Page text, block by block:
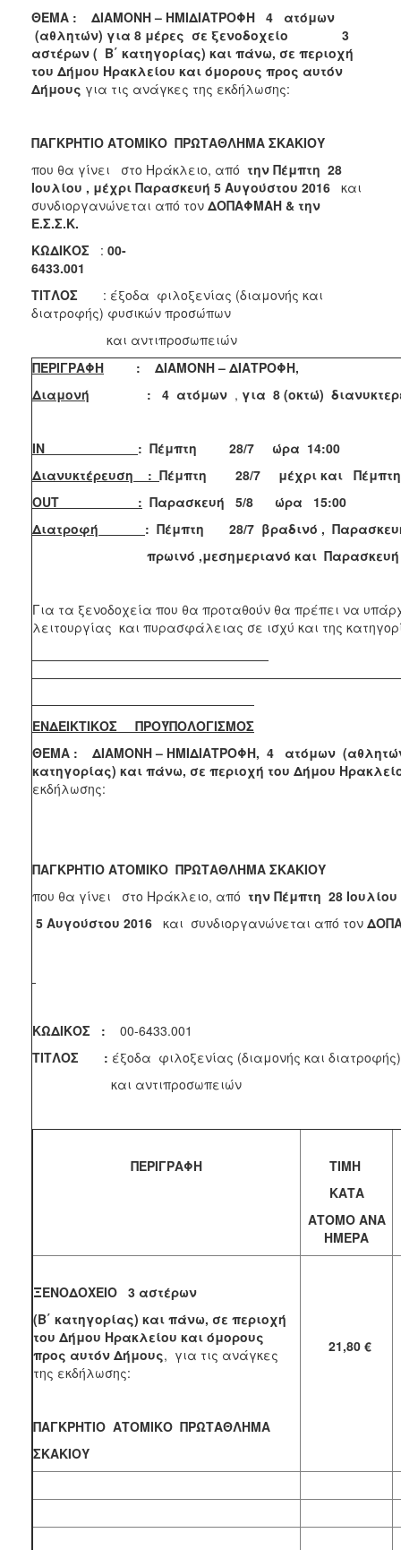
ΘΕΜΑ :
ΔΙΑΜΟΝΗ – ΗΜΙΔΙΑΤΡΟΦΗ 4 ατόμων
(αθλητών) για 8 μέρες σε ξενοδοχείο 3
αστέρων ( Β΄ κατηγορίας) και πάνω, σε περιοχή
του Δήμου Ηρακλείου και όμορους προς αυτόν
Δήμους για τις ανάγκες της εκδήλωσης:
ΠΑΓΚΡΗΤΙΟ ΑΤΟΜΙΚΟ ΠΡΩΤΑΘΛΗΜΑ ΣΚΑΚΙΟΥ
που θα γίνει στο Ηράκλειο, από την Πέμπτη 28
Ιουλίου , μέχρι Παρασκευή 5 Αυγούστου 2016 και
συνδιοργανώνεται από τον ΔΟΠΑΦΜΑΗ & την
Ε.Σ.Σ.Κ.
ΚΩΔΙΚΟΣ : 00-
6433.0
ΤΙΤΛΟΣ : έξοδα φιλοξενίας (διαμονής και
διατροφής) φυσικών προσώπων
και αντιπροσωπειών
ΠΕΡΙΓΡΑΦΗ : ΔΙΑΜΟΝΗ – ΔΙΑΤΡΟΦΗ,
Διαμονή
: 4 ατόμων , για 8 (οκτώ)
ΙΝ : Πέμπτη 28/7 ώρα 14:00
Διανυκτέρευση : Πέμπτη 28/7 μέχρι και
OUT
: Παρασκευή 5/8 ώρα 15:00
Διατροφή : Πέμπτη 28/7 βραδινό , Παρασκευή
πρωινό ,μεσημεριανό και Παρασκευή
Για τα ξενοδοχεία που θα προταθούν θα πρέπει να
λειτουργίας και πυρασφάλειας σε ισχύ και της
ΕΝΔΕΙΚΤΙΚΟΣ ΠΡΟΫΠΟΛΟΓΙΣΜΟΣ
ΘΕΜΑ :
ΔΙΑΜΟΝΗ – ΗΜΙΔΙΑΤΡΟΦΗ, 4 ατόμων
κατηγορίας) και πάνω, σε περιοχή του Δήμου
εκδήλωσης:
ΠΑΓΚΡΗΤΙΟ ΑΤΟΜΙΚΟ ΠΡΩΤΑΘΛΗΜΑ ΣΚΑΚΙΟΥ
που θα γίνει στο Ηράκλειο, από την Πέμπτη 28
5 Αυγούστου 2016 και συνδιοργανώνεται από τον
ΚΩΔΙΚΟΣ : 00-
ΤΙΤΛΟΣ : έξοδα φιλοξενίας (διαμονής και
και αντιπροσωπειών
ΠΕΡΙΓΡΑΦΗ
ΤΙΜΗ
ΚΑΤΑ
ΑΤΟΜΟ ΑΝΑ
ΗΜΕΡΑ
ΞΕΝΟΔΟΧΕΙΟ 3 αστέρων
(Β΄ κατηγορίας) και πάνω, σε περιοχή
του Δήμου Ηρακλείου και όμορους
προς αυτόν Δήμους, για τις ανάγκες
της εκδήλωσης:
ΠΑΓΚΡΗΤΙΟ ΑΤΟΜΙΚΟ ΠΡΩΤΑΘΛΗΜΑ
ΣΚΑΚΙΟΥ
21,80 €